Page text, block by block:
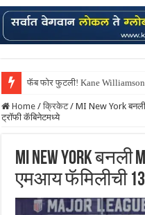
फॅब फोर फुटली! Kane Williamson
Home / क्रिकेट / MI New York
ट्रॉफी कॅबिनेटमध्ये
MI New York बनली
एमआय‌ फॅमिलीची